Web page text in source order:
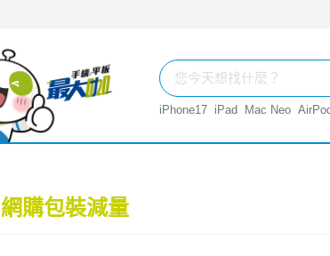
iPhone17 iPad Mac Neo
網購包裝減量